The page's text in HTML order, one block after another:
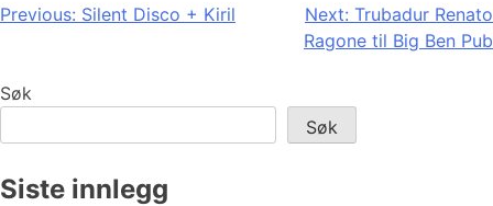
Innleggsnavigasjon
Previous: Silent Disco + Kiril Next: Trubadur Renato
Ragone til Big Ben Pub
Søk
Søk
Siste innlegg